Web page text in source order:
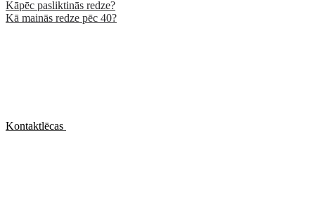
Kāpēc pasliktinās redze?
Kā mainās redze pēc 40?
Kontaktlēcas